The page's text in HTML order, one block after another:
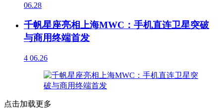
06.28
千帆星座亮相上海MWC：手机直连卫星突破
与商用终端首发
4 06.26
点击加载更多